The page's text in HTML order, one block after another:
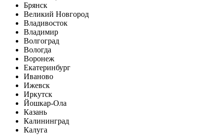
Брянск
Великий Новгород
Владивосток
Владимир
Волгоград
Вологда
Воронеж
Екатеринбург
Иваново
Ижевск
Иркутск
Йошкар-Ола
Казань
Калининград
Калуга